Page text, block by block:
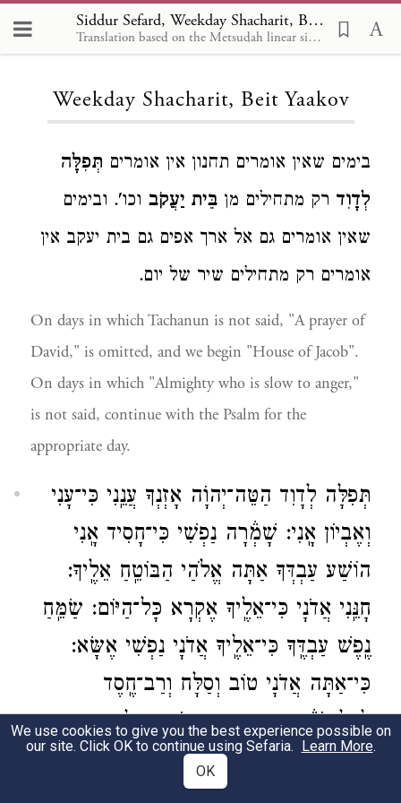
Siddur Sefard, Weekday Shacharit, Beit Yaakov
Translation based on the Metsudah linear siddur, by Avrohom Davis, 1981
Loading...
Weekday Shacharit, Beit Yaakov
בימים שאין אומרים תחנון אין אומרים תְּפִלָּה
לְדָוִד רק מתחילים מן בֵּית יַעֲקֹב וכו'. ובימים
שאין אומרים גם אל ארך אפים גם בית יעקב אין
אומרים רק מתחילים שיר של יום.
On days in which Tachanun is not said, "A prayer of
David," is omitted, and we begin "House of Jacob".
On days in which "Almighty who is slow to anger,"
is not said, continue with the Psalm for the
appropriate day.
תְּפִלָּה לְדָוִד הַטֵּה־יְהֺוָה אָזְנְךָ עֲנֵֽנִי כִּי־עָנִי
וְאֶבְיוֹן אָֽנִי: שָׁמְ֒רָה נַפְשִׁי כִּי־חָסִיד אָֽנִי
הוֹשַׁע עַבְדְּךָ אַתָּה אֱלֹהַי הַבּוֹטֵֽחַ אֵלֶֽיךָ:
חָנֵּֽנִי אֲדֹנָי כִּי־אֵלֶֽיךָ אֶקְרָא כָּל־הַיּוֹם: שַׂמֵּֽחַ
נֶֽפֶשׁ עַבְדֶּֽךָ כִּי־אֵלֶֽיךָ אֲדֹנָי נַפְשִׁי אֶשָּׂא:
כִּי־אַתָּה אֲדֹנָי טוֹב וְסַלָּח וְרַב־חֶֽסֶד
לְכָל־קֹרְ֒אֶֽיךָ: הַאֲזִֽינָה יְהֺוָה תְּפִלָּתִי
וְהַקְשִֽׁיבָה בְּקוֹל תַּחֲנוּנוֹתָי: בְּיוֹם צָרָתִי
We use cookies to give you the best experience possible on
our site. Click OK to continue using Sefaria. Learn More.
OK